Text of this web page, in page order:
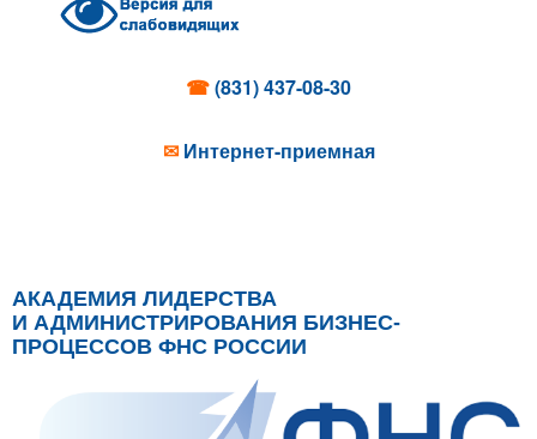
☎(831) 437-08-30
✉ Интернет-приемная
АКАДЕМИЯ ЛИДЕРСТВА
И АДМИНИСТРИРОВАНИЯ БИЗНЕС-
ПРОЦЕССОВ ФНС РОССИИ